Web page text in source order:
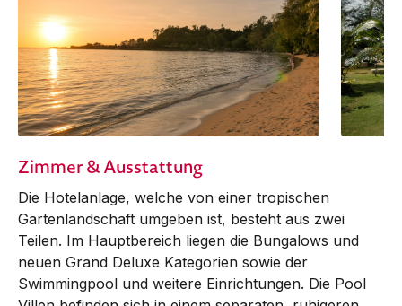
Zimmer & Ausstattung
Die Hotelanlage, welche von einer tropischen
Gartenlandschaft umgeben ist, besteht aus zwei
Teilen. Im Hauptbereich liegen die Bungalows und
neuen Grand Deluxe Kategorien sowie der
Swimmingpool und weitere Einrichtungen. Die Pool